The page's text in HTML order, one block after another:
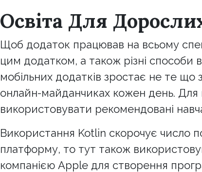
Освіта Для
Щоб додаток працював на всьому
цим додатком, а також різні способи
мобільних додатків зростає не те
онлайн-майданчиках кожен день. Для
використовувати рекомендовані
Використання Kotlin скорочує число
платформу, то тут також
компанією Apple для створення